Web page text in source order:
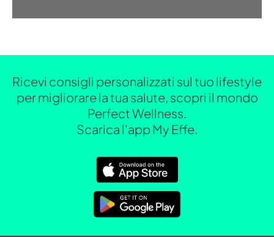
Ricevi consigli personalizzati sul tuo lifestyle
per migliorare la tua salute, scopri il mondo
Perfect Wellness.
Scarica l'app My Effe.